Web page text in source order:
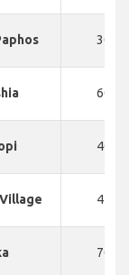
30
60
40
45
70